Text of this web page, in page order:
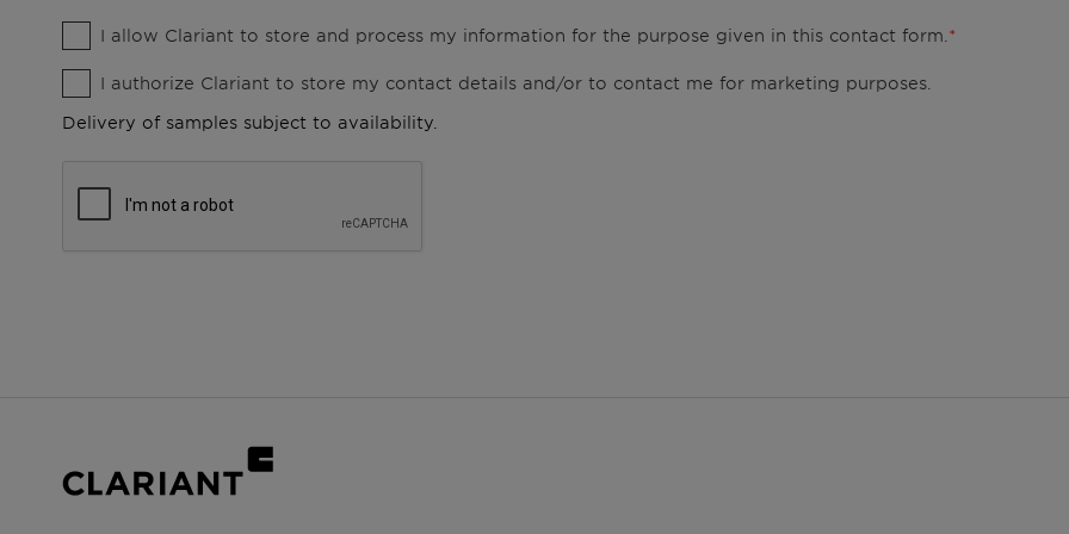
I allow Clariant to store and process my information for the purpose given in this contact form.
I authorize Clariant to store my contact details and/or to contact me for marketing purposes.
Delivery of samples subject to availability.